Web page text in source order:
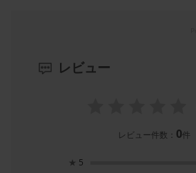
レビュー
レビュー件数： 0件
★ 5